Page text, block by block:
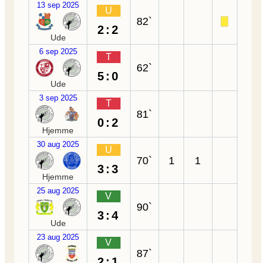
13 sep 2025
Ude
U
2:2
82`
6 sep 2025
Ude
T
5:0
62`
3 sep 2025
Hjemme
T
0:2
81`
30 aug 2025
Hjemme
U
3:3
70` 1 1
25 aug 2025
Ude
V
3:4
90`
23 aug 2025
V
87`